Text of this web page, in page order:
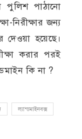
পুলিশ পাঠানো
নিরীক্ষার জন্য
হয়েছে।
করার পরই
কি না ?
ল্যান্ডমাইনবক্স